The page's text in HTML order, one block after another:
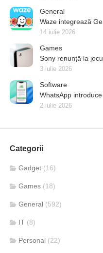
General
Waze integrează
14 iulie 2026
Games
Sony renunță la
3 iulie 2026
Software
WhatsApp
2 iulie 2026
Categorii
Gadget (16)
Games (18)
General (592)
IT (8)
Personal (22)